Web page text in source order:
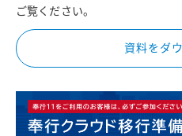
ご覧ください。
資料をダ